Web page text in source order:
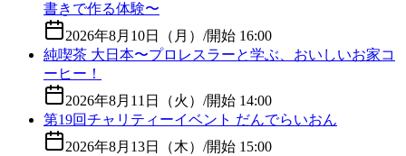
書きで作る体験〜
2026年8月10日（月） /開始 16:00
純喫茶 大日本〜プロレスラーと学ぶ、おいしいお家コ
ーヒー！
2026年8月11日（火） /開始 14:00
第19回チャリティーイベント だんでらいおん
2026年8月13日（木） /開始 15:00